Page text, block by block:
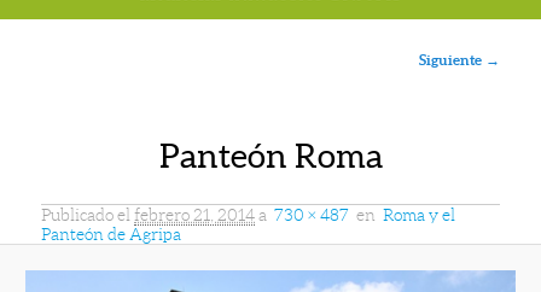
Siguiente →
Panteón Roma
Publicado el febrero 21, 2014a 730 × 487 en Roma y el
Panteón de Agripa